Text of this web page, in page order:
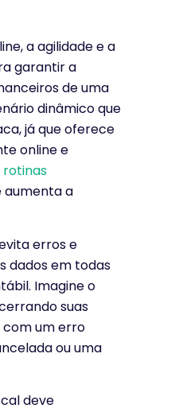
a agilidade e a
garantir a
de uma
dinâmico que
já que oferece
online e
rotinas
aumenta a
erros e
dados em todas
Imagine o
suas
um erro
ou uma
deve